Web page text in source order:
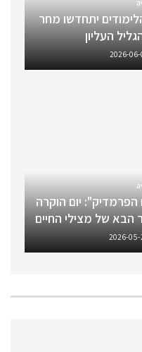
יתחדשו מחר
העליון
2026-06-
יום הוקרה
הבא של מצילי החיים
2026-05-